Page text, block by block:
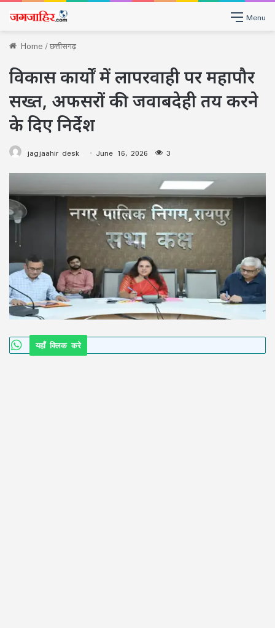
Menu
Home/छत्तीसगढ़
विकास कार्यों में लापरवाही पर महापौर
सख्त, अफसरों की जवाबदेही तय करने
के दिए निर्देश
jagjaahir desk June 16, 2026 3
यहाँ क्लिक करे